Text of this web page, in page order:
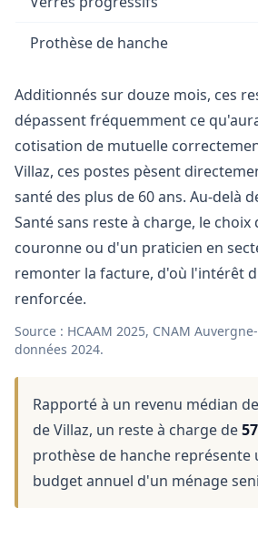
Prothèse de hanche
Additionnés sur douze mois, ces
dépassent fréquemment ce
cotisation de mutuelle
Villaz, ces postes pèsent
santé des plus de 60 ans. Au-delà
Santé sans reste à charge, le
couronne ou d'un praticien en
remonter la facture, d'où l'intérêt
renforcée.
Source : HCAAM 2025, CNAM
données 2024.
Rapporté à un revenu médian de
de Villaz, un reste à charge de
prothèse de hanche représente
budget annuel d'un ménage